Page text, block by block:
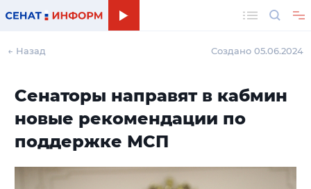
← Назад Создано 05.06.2024
Сенаторы направят в кабмин
новые рекомендации по
поддержке МСП